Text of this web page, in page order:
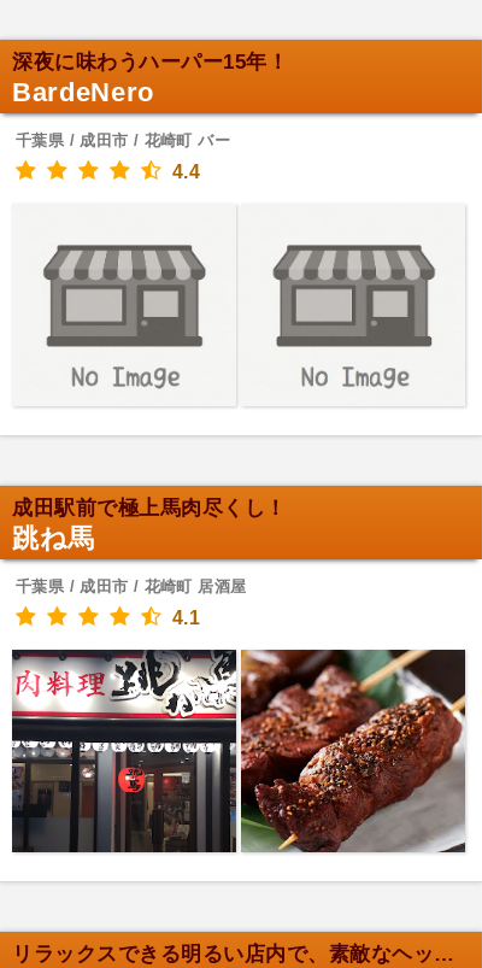
深夜に味わうハーパー15年！
BardeNero
千葉県 / 成田市 / 花崎町 バー
4.4
成田駅前で極上馬肉尽くし！
跳ね馬
千葉県 / 成田市 / 花崎町 居酒屋
4.1
リラックスできる明るい店内で、素敵なヘッドスパ体験！